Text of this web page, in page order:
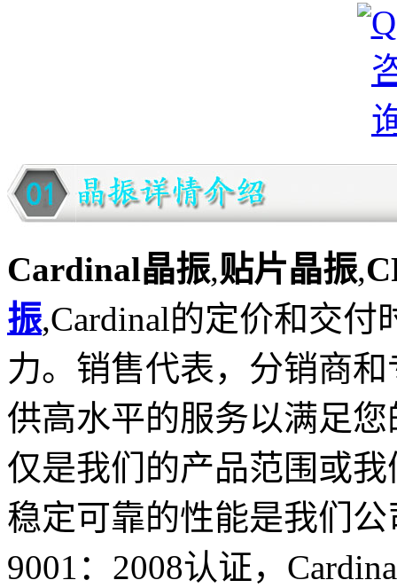
Cardinal晶振,贴片晶振,
振,Cardinal的定价和交
力。销售代表，分销商
供高水平的服务以满足
仅是我们的产品范围或
稳定可靠的性能是我们
9001：2008认证，